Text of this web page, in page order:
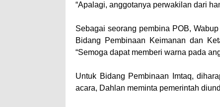
“Apalagi, anggotanya perwakilan dari
Sebagai seorang pembina POB,
Bidang Pembinaan Keimanan dan
“Semoga dapat memberi warna pada
Untuk Bidang Pembinaan Imtaq,
acara, Dahlan meminta pemerintah